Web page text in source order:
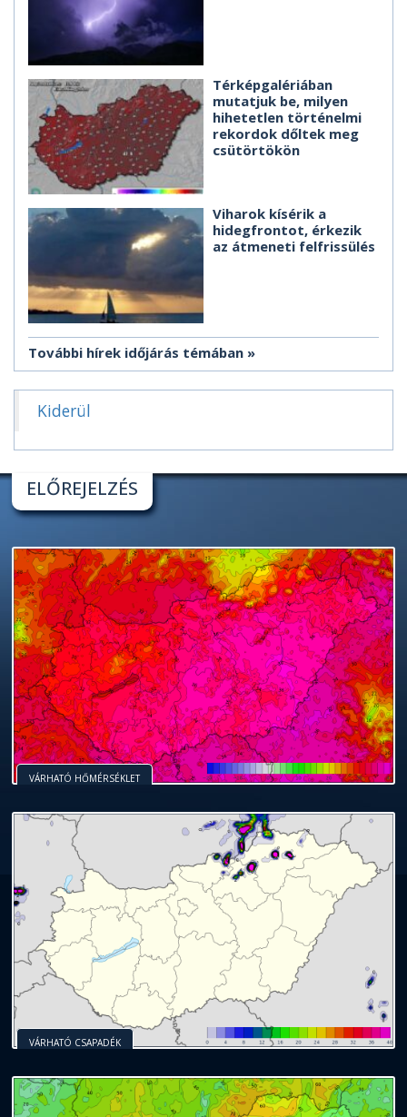
Térképgalériában
mutatjuk be, milyen
hihetetlen történelmi
rekordok dőltek meg
csütörtökön
Viharok kísérik a
hidegfrontot, érkezik
az átmeneti felfrissülés
További hírek időjárás témában
Kiderül
ELŐREJELZÉS
VÁRHATÓ HŐMÉRSÉKLET
VÁRHATÓ CSAPADÉK